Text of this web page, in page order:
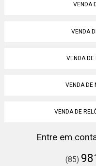
VENDA
VENDA
VENDA
VENDA DE
VENDA DE
Entre em
(85)